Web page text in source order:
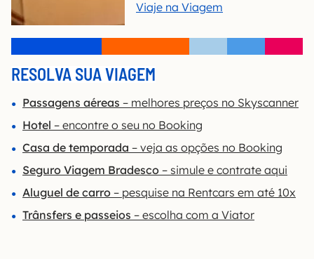
Viaje na Viagem
RESOLVA SUA VIAGEM
Passagens aéreas – melhores preços no Skyscanner
Hotel – encontre o seu no Booking
Casa de temporada – veja as opções no Booking
Seguro Viagem Bradesco – simule e contrate aqui
Aluguel de carro – pesquise na Rentcars em até 10x
Trânsfers e passeios – escolha com a Viator